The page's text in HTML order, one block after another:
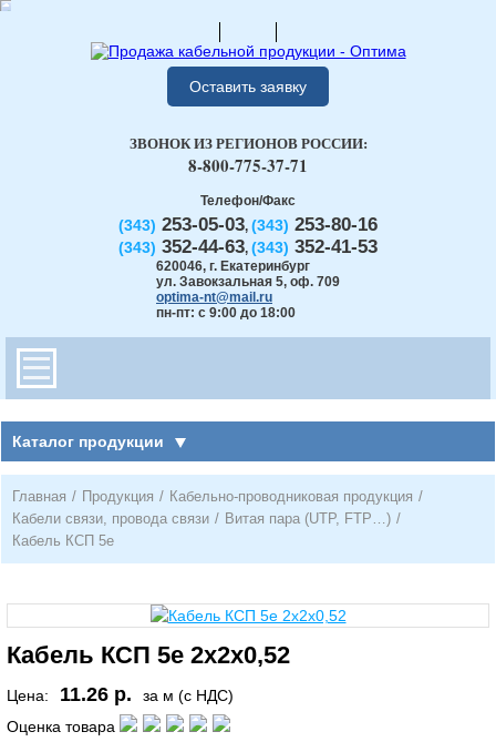
Оставить заявку
Телефон/Факс
(343) 253-05-03, (343) 253-80-16
(343) 352-44-63, (343) 352-41-53
620046, г. Екатеринбург
ул. Завокзальная 5, оф. 709
optima-nt@mail.ru
пн-пт: с 9:00 до 18:00
ЗВОНОК ИЗ РЕГИОНОВ РОССИИ:
8-800-775-37-71
Каталог продукции
Главная / Продукция / Кабельно-проводниковая продукция /
Кабели связи, провода связи / Витая пара (UTP, FTP…) /
Кабель КСП 5е
Кабель КСП 5е 2х2х0,52
Цена: 11.26 р.
за м (с НДС)
Оценка товара